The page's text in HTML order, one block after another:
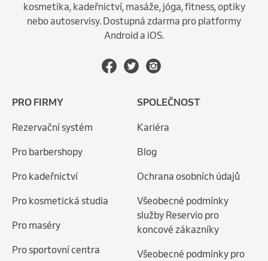
kosmetika, kadeřnictví, masáže, jóga, fitness, optiky
nebo autoservisy. Dostupná zdarma pro platformy
Android a iOS.
PRO FIRMY
Rezervační systém
Pro barbershopy
Pro kadeřnictví
Pro kosmetická studia
Pro maséry
Pro sportovní centra
SPOLEČNOST
Kariéra
Blog
Ochrana osobních údajů
Všeobecné podmínky
služby Reservio pro
koncové zákazníky
Všeobecné podmínky pro